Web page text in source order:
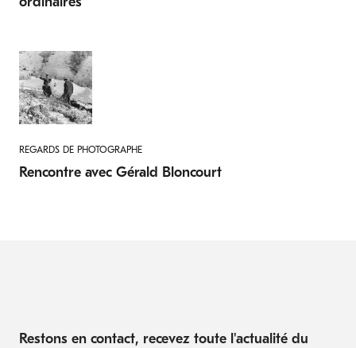
REGARDS DE PHOTOGRAPHE
Rencontre avec Gérald Bloncourt
Restons en contact, recevez toute l'actualité du